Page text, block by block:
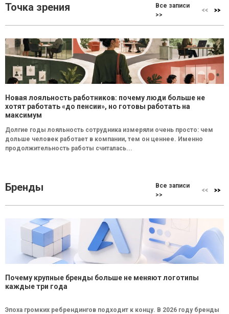
Точка зрения
Все записи
>>
Новая лояльность работников: почему люди больше не
хотят работать «до пенсии», но готовы работать на
максимум
Долгие годы лояльность сотрудника измеряли очень просто: чем
дольше человек работает в компании, тем он ценнее. Именно
продолжительность работы считалась...
Бренды
Все записи
>>
Почему крупные бренды больше не меняют логотипы
каждые три года
Эпоха громких ребрендингов подходит к концу. В 2026 году бренды